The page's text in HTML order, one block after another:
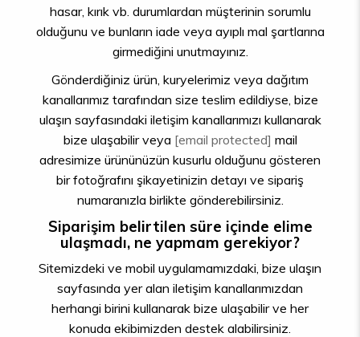
hasar, kırık vb. durumlardan müşterinin sorumlu
olduğunu ve bunların iade veya ayıplı mal şartlarına
girmediğini unutmayınız.
Gönderdiğiniz ürün, kuryelerimiz veya dağıtım
kanallarımız tarafından size teslim edildiyse, bize
ulaşın sayfasındaki iletişim kanallarımızı kullanarak
bize ulaşabilir veya [email protected] mail
adresimize ürününüzün kusurlu olduğunu gösteren
bir fotoğrafını şikayetinizin detayı ve sipariş
numaranızla birlikte gönderebilirsiniz.
Siparişim belirtilen süre içinde elime
ulaşmadı, ne yapmam gerekiyor?
Sitemizdeki ve mobil uygulamamızdaki, bize ulaşın
sayfasında yer alan iletişim kanallarımızdan
herhangi birini kullanarak bize ulaşabilir ve her
konuda ekibimizden destek alabilirsiniz.